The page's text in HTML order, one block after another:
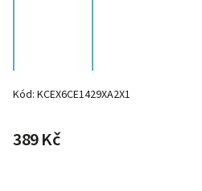
Kód: KCEX6CE1429XA2X1
389 Kč